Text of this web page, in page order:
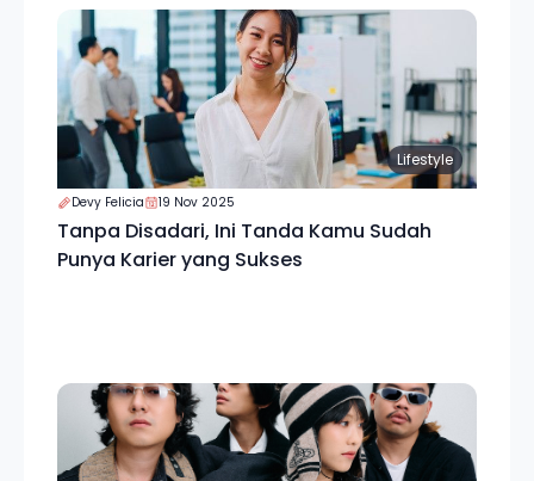
Lifestyle
Devy Felicia 19 Nov 2025
Tanpa Disadari, Ini Tanda Kamu Sudah
Punya Karier yang Sukses